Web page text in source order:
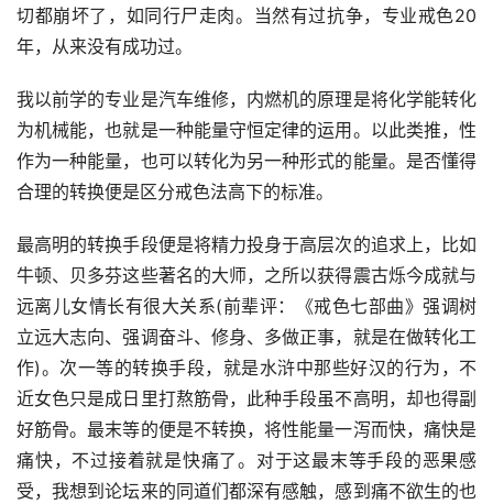
切都崩坏了，如同行尸走肉。当然有过抗争，专业戒色20
年，从来没有成功过。
我以前学的专业是汽车维修，内燃机的原理是将化学能转化
为机械能，也就是一种能量守恒定律的运用。以此类推，性
作为一种能量，也可以转化为另一种形式的能量。是否懂得
合理的转换便是区分戒色法高下的标准。
最高明的转换手段便是将精力投身于高层次的追求上，比如
牛顿、贝多芬这些著名的大师，之所以获得震古烁今成就与
远离儿女情长有很大关系(前辈评：《戒色七部曲》强调树
立远大志向、强调奋斗、修身、多做正事，就是在做转化工
作)。次一等的转换手段，就是水浒中那些好汉的行为，不
近女色只是成日里打熬筋骨，此种手段虽不高明，却也得副
好筋骨。最末等的便是不转换，将性能量一泻而快，痛快是
痛快，不过接着就是快痛了。对于这最末等手段的恶果感
受，我想到论坛来的同道们都深有感触，感到痛不欲生的也